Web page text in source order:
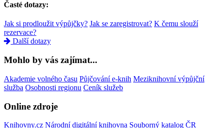
Časté dotazy:
Jak si prodloužit výpůjčky? Jak se zaregistrovat? K čemu slouží
rezervace?
Další dotazy
Mohlo by vás zajímat...
Akademie volného času Půjčování e-knih Meziknihovní výpůjční
služba Osobnosti regionu Ceník služeb
Online zdroje
Knihovny.cz Národní digitální knihovna Souborný katalog ČR